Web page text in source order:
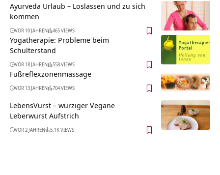
Ayurveda Urlaub – Loslassen und zu sich
kommen
VOR 10 JAHREN 465 VIEWS
Yogatherapie: Probleme beim
Schulterstand
VOR 18 JAHREN 558 VIEWS
Fußreflexzonenmassage
VOR 13 JAHREN 704 VIEWS
LebensVurst – würziger Vegane
Leberwurst Aufstrich
VOR 2 JAHREN 5.1K VIEWS